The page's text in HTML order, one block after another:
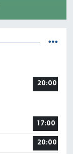
20:00
17:00
20:00